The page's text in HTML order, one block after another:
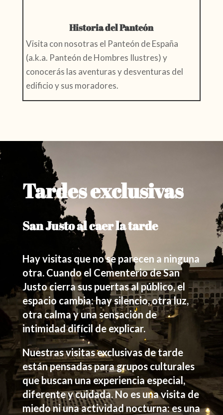
Historia del Panteón
Visita con nosotras el Panteón de España
(a.k.a. Panteón de Hombres Ilustres) y
conocerás las aventuras y desventuras del
edificio y sus moradores.
Tardes exclusivas
San Justo al caer la tarde
Hay visitas que no se parecen a ninguna
otra. Cuando el Cementerio de San
Justo cierra sus puertas al público, el
espacio cambia: hay silencio, otra luz,
otra calma y una sensación de
intimidad difícil de explicar.
Nuestras visitas exclusivas de tarde
están pensadas para grupos culturales
que buscan una experiencia especial,
diferente y cuidada. No es una visita de
miedo ni una actividad nocturna: es una